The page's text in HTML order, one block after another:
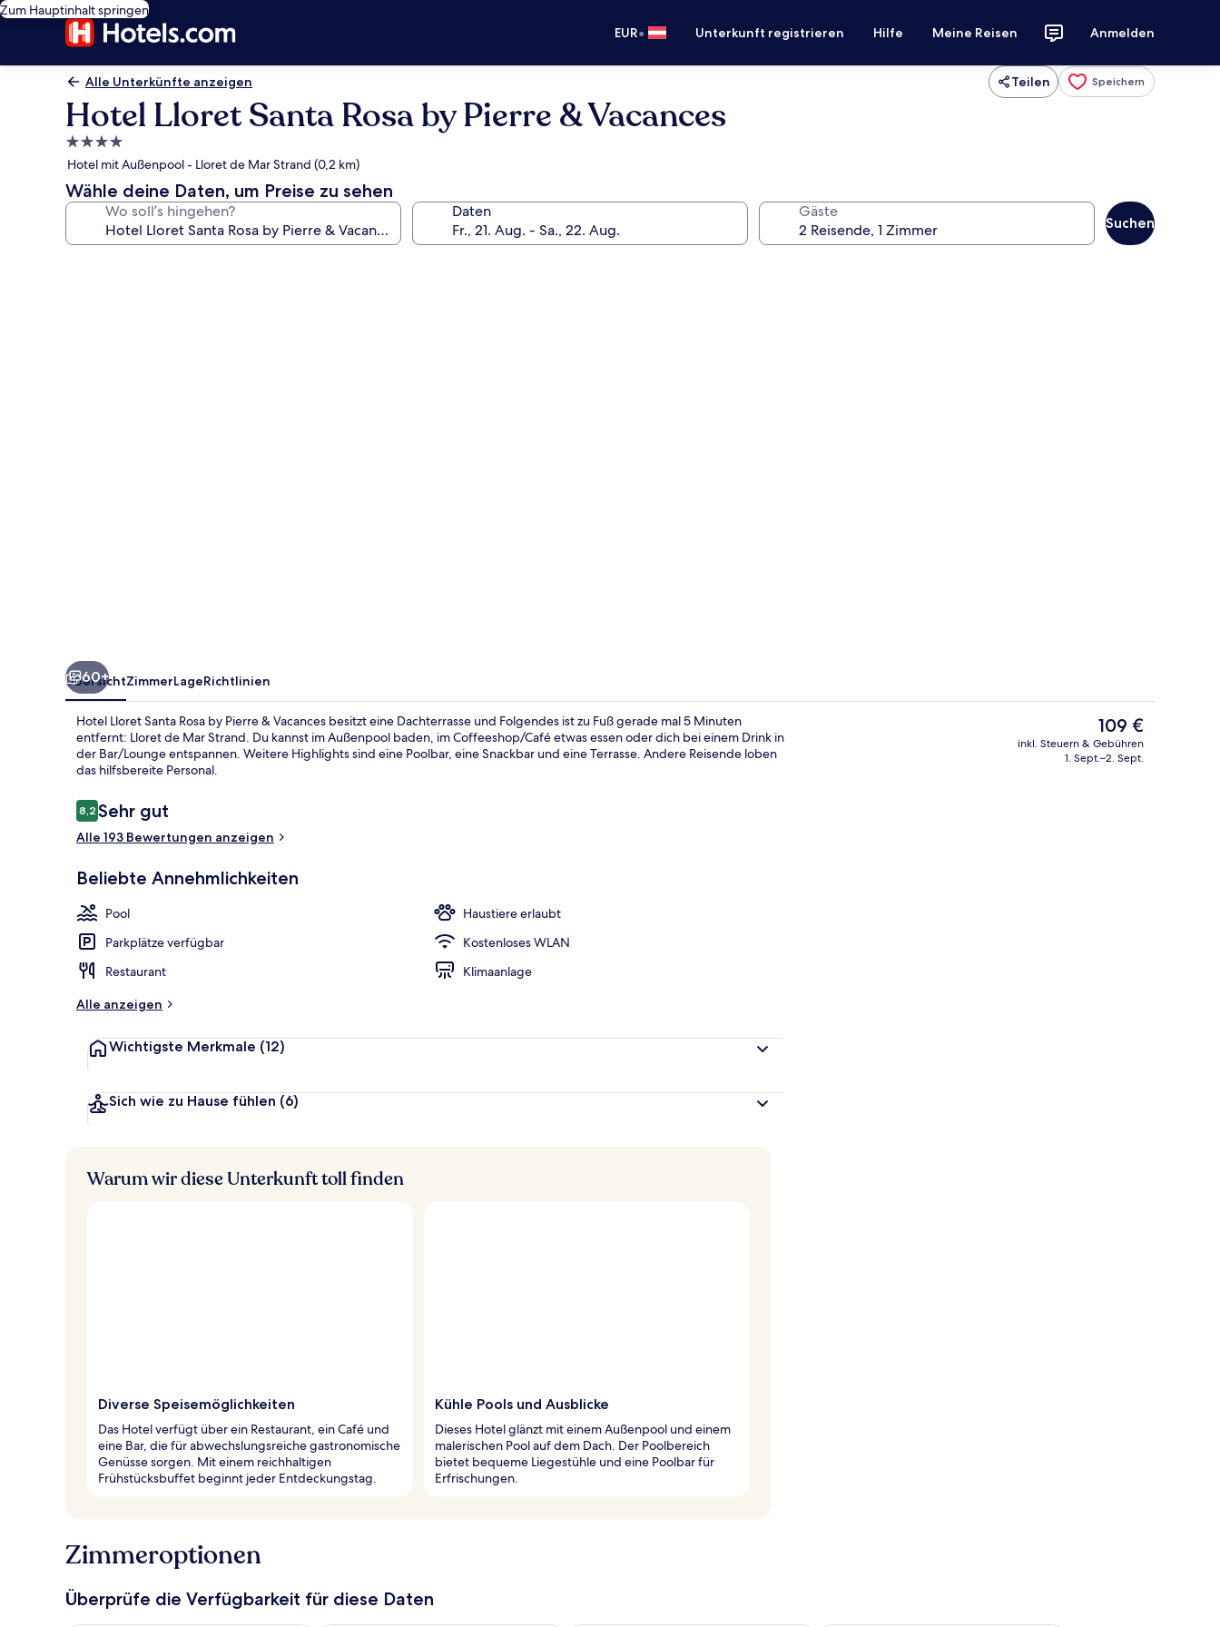
Zum Hauptinhalt springen
EUR• Unterkunft registrieren Hilfe Meine Reisen Anmelden
Alle Unterkünfte anzeigen Teilen Speichern
Hotel Lloret Santa Rosa by Pierre & Vacances
4.0-
Sterne-
Unterkunft
Hotel mit Außenpool - Lloret de Mar Strand (0,2 km)
Wähle deine Daten, um Preise zu sehen
Wo soll’s hingehen? Daten Gäste
Suchen
Außenpool, Pool auf dem Dach,
60+
ÜbersichtZimmerLageRichtlinien
Hotel Lloret Santa Rosa by Pierre & Vacances besitzt eine Dachterrasse und Folgendes ist zu Fuß gerade mal 5 Minuten
entfernt: Lloret de Mar Strand. Du kannst im Außenpool baden, im Coffeeshop/Café etwas essen oder dich bei einem Drink in
der Bar/Lounge entspannen. Weitere Highlights sind eine Poolbar, eine Snackbar und eine Terrasse. Andere Reisende loben
das hilfsbereite Personal.
Bewertungen
8,28,2 von 10.
Sehr gut
Alle 193 Bewertungen anzeigen
Beliebte Annehmlichkeiten
Pool
Haustiere erlaubt
Parkplätze verfügbar
Kostenloses WLAN
Restaurant
Klimaanlage
Alle anzeigen
Wichtigste Merkmale (12)
Sich wie zu Hause fühlen (6)
Der
aktuelle
Preis
109 €
inkl. Steuern & Gebühren
1. Sept.–2. Sept.
Warum wir diese Unterkunft toll finden
Diverse Speisemöglichkeiten
Das Hotel verfügt über ein Restaurant, ein Café und
eine Bar, die für abwechslungsreiche gastronomische
Genüsse sorgen. Mit einem reichhaltigen
Frühstücksbuffet beginnt jeder Entdeckungstag.
Kühle Pools und Ausblicke
Dieses Hotel glänzt mit einem Außenpool und einem
malerischen Pool auf dem Dach. Der Poolbereich
bietet bequeme Liegestühle und eine Poolbar für
Erfrischungen.
Zimmeroptionen
Überprüfe die Verfügbarkeit für diese Daten